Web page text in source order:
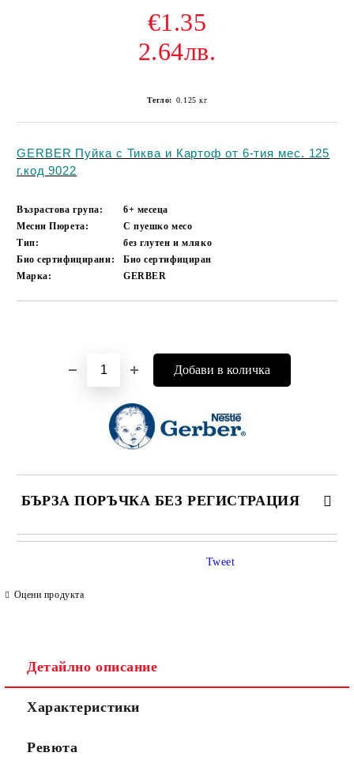
€1.35
2.64лв.
Тегло: 0.125 кг
GERBER Пуйка с Тиква и Картоф от 6-тия мес. 125
г.код 9022
Възрастова група:
6+ месеца
Месни Пюрета:
С пуешко месо
Тип:
без глутен и мляко
Био сертифицирани:
Био сертифициран
Марка:
GERBER
БЪРЗА ПОРЪЧКА БЕЗ РЕГИСТРАЦИЯ
САМО ПОПЪЛНЕТЕ 4 ПОЛЕТА
Съгласен съм сПолитиката за лични данни
Ние ще се свържем с вас в рамките на работния ден.
Оцени продукта
Tweet
Детайлно описание
Характеристики
Ревюта